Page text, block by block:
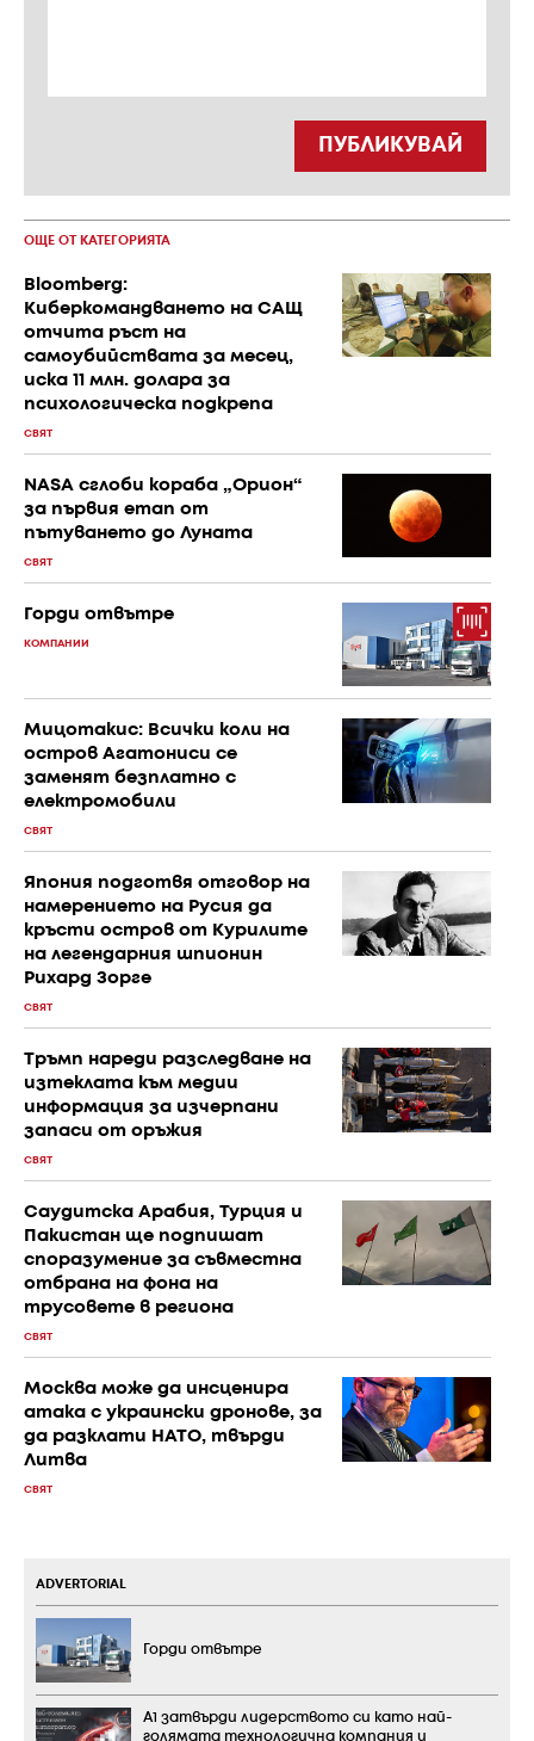
ПУБЛИКУВАЙ
ОЩЕ ОТ КАТЕГОРИЯТА
Bloomberg:
Киберкомандването на САЩ
отчита ръст на
самоубийствата за месец,
иска 11 млн. долара за
психологическа подкрепа
СВЯТ
NASA сглоби кораба „Орион“
за първия етап от
пътуването до Луната
СВЯТ
Горди отвътре
КОМПАНИИ
Мицотакис: Всички коли на
остров Агатониси се
заменят безплатно с
електромобили
СВЯТ
Япония подготвя отговор на
намерението на Русия да
кръсти остров от Курилите
на легендарния шпионин
Рихард Зорге
СВЯТ
Тръмп нареди разследване на
изтеклата към медии
информация за изчерпани
запаси от оръжия
СВЯТ
Саудитска Арабия, Турция и
Пакистан ще подпишат
споразумение за съвместна
отбрана на фона на
трусовете в региона
СВЯТ
Москва може да инсценира
атака с украински дронове, за
да разклати НАТО, твърди
Литва
СВЯТ
ADVERTORIAL
Горди отвътре
А1 затвърди лидерството си като най-
голямата технологична компания и